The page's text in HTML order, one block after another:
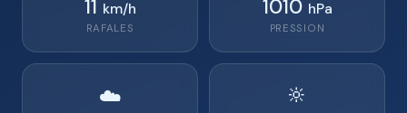
11 km/h
RAFALES
1010 hPa
PRESSION
☁️ 🔆